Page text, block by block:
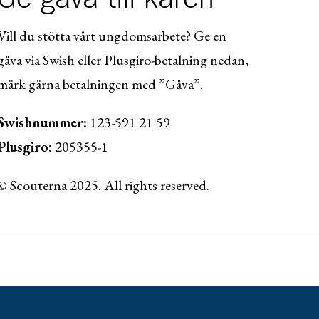
du stötta vårt ungdomsarbete? Ge en
via Swish eller Plusgiro-betalning nedan,
gärna betalningen med ”Gåva”.
123-591 21 59
205355-1
Scouterna 2025. All rights reserved.